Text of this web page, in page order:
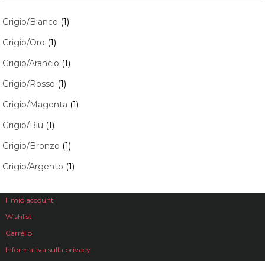
Grigio/Bianco (1)
Grigio/Oro (1)
Grigio/Arancio (1)
Grigio/Rosso (1)
Grigio/Magenta (1)
Grigio/Blu (1)
Grigio/Bronzo (1)
Grigio/Argento (1)
Il mio account
Wishlist
Carrello
Informativa sulla privacy